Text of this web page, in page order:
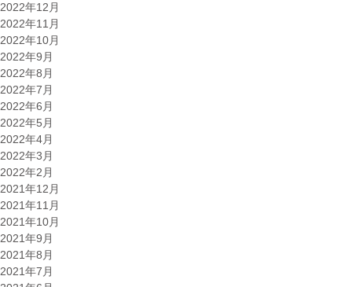
2022年12月
2022年11月
2022年10月
2022年9月
2022年8月
2022年7月
2022年6月
2022年5月
2022年4月
2022年3月
2022年2月
2021年12月
2021年11月
2021年10月
2021年9月
2021年8月
2021年7月